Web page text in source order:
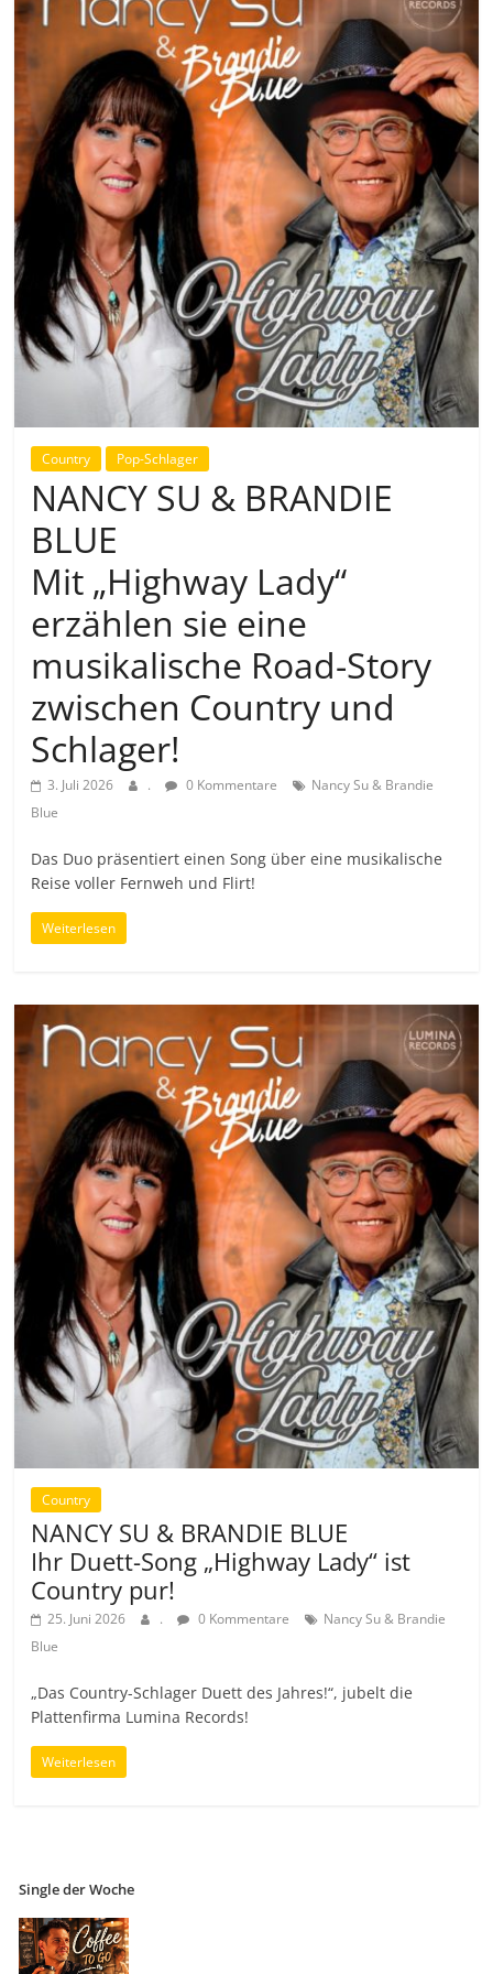
Country Pop-Schlager
NANCY SU & BRANDIE
BLUE
Mit „Highway Lady“
erzählen sie eine
musikalische Road-Story
zwischen Country und
Schlager!
3. Juli 2026 . 0 Kommentare
Nancy Su & Brandie
Blue
Das Duo präsentiert einen Song über eine musikalische
Reise voller Fernweh und Flirt!
Weiterlesen
Country
NANCY SU & BRANDIE BLUE
Ihr Duett-Song „Highway Lady“ ist
Country pur!
25. Juni 2026 . 0 Kommentare
Nancy Su & Brandie
Blue
„Das Country-Schlager Duett des Jahres!“, jubelt die
Plattenfirma Lumina Records!
Weiterlesen
Single der Woche